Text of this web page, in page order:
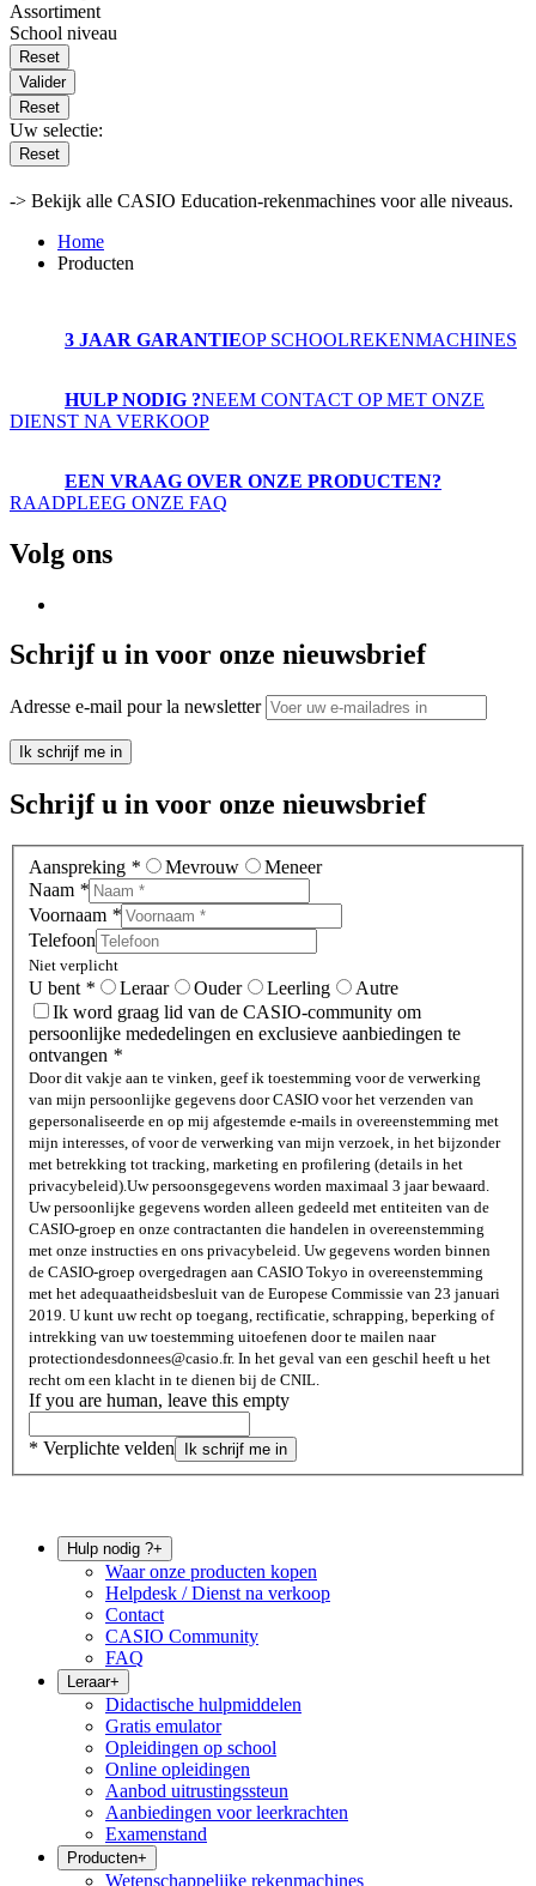
Assortiment
School niveau
Valider
Reset
Uw selectie:
Reset
-> Bekijk alle CASIO Education-rekenmachines voor alle niveaus.
Home
Producten
3 JAAR GARANTIEOP SCHOOLREKENMACHINES
HULP NODIG ?NEEM CONTACT OP MET ONZE
DIENST NA VERKOOP
EEN VRAAG OVER ONZE PRODUCTEN?
RAADPLEEG ONZE FAQ
Volg ons
Schrijf u in voor onze nieuwsbrief
Adresse e-mail pour la newsletter
Ik schrijf me in
Schrijf u in voor onze nieuwsbrief
Aanspreking * Mevrouw
Meneer
Naam *
Voornaam *
Telefoon
Niet verplicht
U bent * Leraar Ouder Leerling
Autre
Ik word graag lid van de CASIO-community om
persoonlijke mededelingen en exclusieve aanbiedingen te
ontvangen *
Door dit vakje aan te vinken, geef ik toestemming voor de verwerking
van mijn persoonlijke gegevens door CASIO voor het verzenden van
gepersonaliseerde en op mij afgestemde e-mails in overeenstemming met
mijn interesses, of voor de verwerking van mijn verzoek, in het bijzonder
met betrekking tot tracking, marketing en profilering (details in het
privacybeleid). Uw persoonsgegevens worden maximaal 3 jaar bewaard.
Uw persoonlijke gegevens worden alleen gedeeld met entiteiten van de
CASIO-groep en onze contractanten die handelen in overeenstemming
met onze instructies en ons privacybeleid. Uw gegevens worden binnen
de CASIO-groep overgedragen aan CASIO Tokyo in overeenstemming
met het adequaatheidsbesluit van de Europese Commissie van 23 januari
2019. U kunt uw recht op toegang, rectificatie, schrapping, beperking of
intrekking van uw toestemming uitoefenen door te mailen naar
protectiondesdonnees@casio.fr. In het geval van een geschil heeft u het
recht om een ​​klacht in te dienen bij de CNIL.
If you are human, leave this empty
* Verplichte velden Ik schrijf me in
Hulp nodig ?+
Waar onze producten kopen
Helpdesk / Dienst na verkoop
Contact
CASIO Community
FAQ
Leraar+
Didactische hulpmiddelen
Gratis emulator
Opleidingen op school
Online opleidingen
Aanbod uitrustingssteun
Aanbiedingen voor leerkrachten
Examenstand
Producten+
Wetenschappelijke rekenmachines